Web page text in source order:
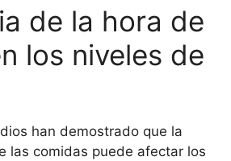
de la hora de
los niveles de
han demostrado que la
las comidas puede afectar los